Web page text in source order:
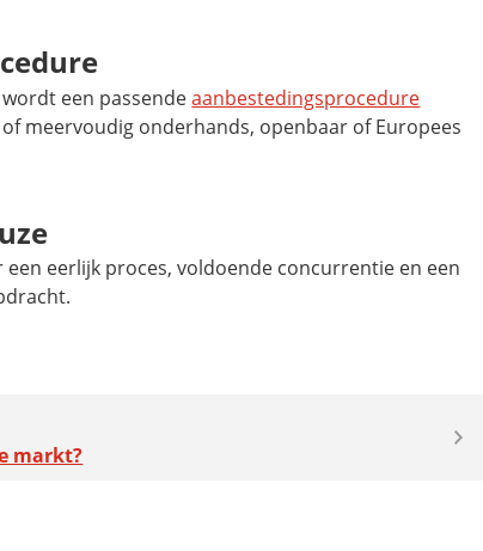
wordt een passendeaanbestedingsprocedure
meervoudig onderhands, openbaar of Europees
een eerlijk proces, voldoende concurrentie en een
markt?